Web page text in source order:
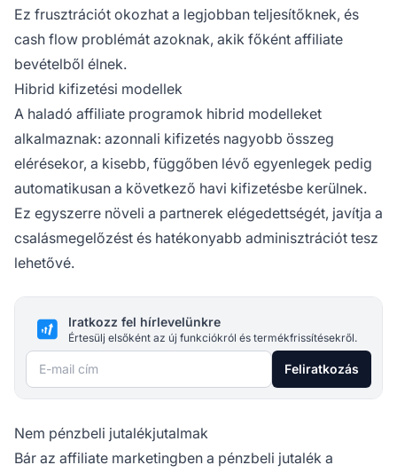
Ez frusztrációt okozhat a legjobban teljesítőknek, és
cash flow problémát azoknak, akik főként affiliate
bevételből élnek.
Hibrid kifizetési modellek
A haladó affiliate programok hibrid modelleket
alkalmaznak: azonnali kifizetés nagyobb összeg
elérésekor, a kisebb, függőben lévő egyenlegek pedig
automatikusan a következő havi kifizetésbe kerülnek.
Ez egyszerre növeli a partnerek elégedettségét, javítja a
csalásmegelőzést és hatékonyabb adminisztrációt tesz
lehetővé.
Iratkozz fel hírlevelünkre
Értesülj elsőként az új funkciókról és termékfrissítésekről.
E-mail cím Feliratkozás
Nem pénzbeli jutalékjutalmak
Bár az affiliate marketingben a pénzbeli jutalék a